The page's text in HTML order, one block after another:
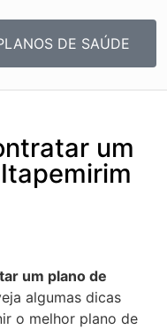
DE SAÚDE
um
um plano de
algumas dicas
o melhor plano de